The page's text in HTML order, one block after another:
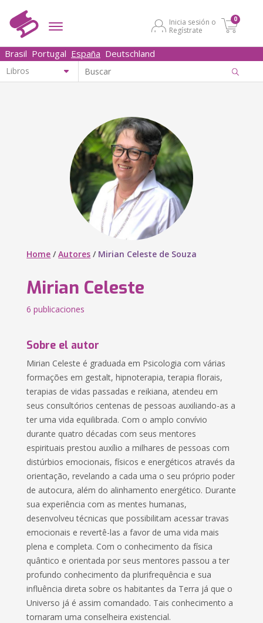
Inicia sesión o
Regístrate
0
Brasil Portugal España Deutschland
Home /Autores / Mirian Celeste de Souza
Mirian Celeste
6 publicaciones
Sobre el autor
Mirian Celeste é graduada em Psicologia com várias
formações em gestalt, hipnoterapia, terapia florais,
terapias de vidas passadas e reikiana, atendeu em
seus consultórios centenas de pessoas auxiliando-as a
ter uma vida equilibrada. Com o amplo convívio
durante quatro décadas com seus mentores
espirituais prestou auxílio a milhares de pessoas com
distúrbios emocionais, físicos e energéticos através da
orientação, revelando a cada uma o seu próprio poder
de autocura, além do alinhamento energético. Durante
sua experiência com as mentes humanas,
desenvolveu técnicas que possibilitam acessar travas
emocionais e revertê-las a favor de uma vida mais
plena e completa. Com o conhecimento da física
quântico e orientada por seus mentores passou a ter
profundo conhecimento da plurifrequência e sua
influência direta sobre os habitantes da Terra já que o
Universo já é assim comandado. Tais conhecimento a
tornaram uma conselheira existencial.